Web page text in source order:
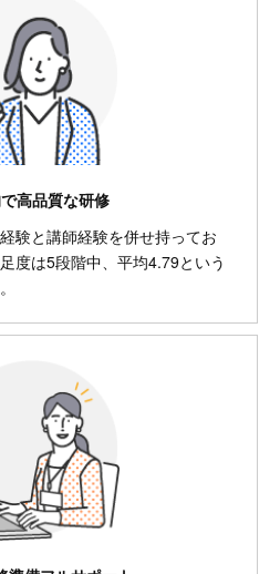
高品質な研修
験と講師経験を併せ持ってお
度は5段階中、平均4.79という